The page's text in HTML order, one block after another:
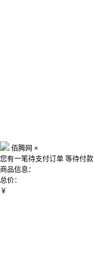
佰腾网 ×
您有一笔待支付订单 等待付款
商品信息：
总价：
￥